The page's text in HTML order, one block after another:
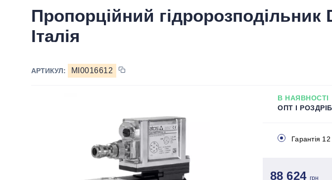
Пропорційний гідророзподільник
Італія
АРТИКУЛ: MI0016612
В НАЯВНОСТІ
ОПТ І РОЗДРІБ
Гарантія 12
88 624грн